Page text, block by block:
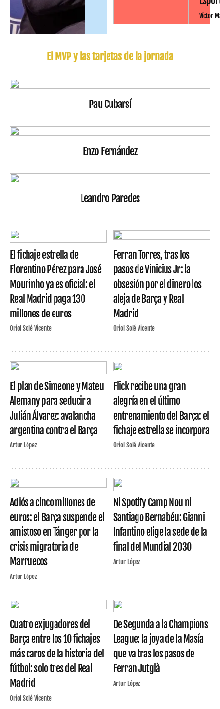
Víctor
El MVP y las tarjetas de la jornada
Pau Cubarsí
Enzo Fernández
Leandro Paredes
El fichaje estrella de
Florentino Pérez para José
Mourinho ya es oficial: el
Real Madrid paga 130
millones de euros
Oriol Solé Vicente
Ferran Torres, tras los
pasos de Vinicius Jr: la
obsesión por el dinero los
aleja de Barça y Real
Madrid
Oriol Solé Vicente
El plan de Simeone y Mateu
Alemany para seducir a
Julián Álvarez: avalancha
argentina contra el Barça
Artur López
Flick recibe una gran
alegría en el último
entrenamiento del Barça: el
fichaje estrella se incorpora
Oriol Solé Vicente
Adiós a cinco millones de
euros: el Barça suspende el
amistoso en Tánger por la
crisis migratoria de
Marruecos
Artur López
Ni Spotify Camp Nou ni
Santiago Bernabéu: Gianni
Infantino elige la sede de la
final del Mundial 2030
Artur López
Cuatro exjugadores del
Barça entre los 10 fichajes
más caros de la historia del
fútbol: solo tres del Real
Madrid
Oriol Solé Vicente
De Segunda a la Champions
League: la joya de la Masía
que va tras los pasos de
Ferran Jutglà
Artur López